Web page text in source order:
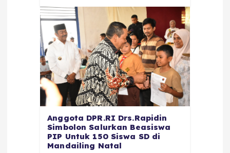
Anggota DPR.RI Drs.Rapidin
Simbolon Salurkan Beasiswa
PIP Untuk 150 Siswa SD di
Mandailing Natal